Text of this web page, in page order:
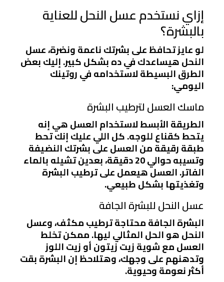
إزاي نستخدم عسل النحل للعناية
بالبشرة؟
لو عايز تحافظ على بشرتك ناعمة ونضرة، عسل
النحل هيساعدك في ده بشكل كبير. إليك بعض
الطرق البسيطة لاستخدامه في روتينك
اليومي:
ماسك العسل لترطيب البشرة
الطريقة الأبسط لاستخدام العسل هي إنه
يتحط كقناع للوجه. كل اللي عليك إنك تحط
طبقة رقيقة من العسل على بشرتك النضيفة
وتسيبه حوالي 20 دقيقة، بعدين تشيله بالماء
الفاتر. العسل هيعمل على ترطيب البشرة
وتغذيتها بشكل طبيعي.
عسل النحل للبشرة الجافة
البشرة الجافة محتاجة ترطيب مكثف، وعسل
النحل هو الحل المثالي ليها. ممكن تخلط
العسل مع شوية زيت زيتون أو زيت اللوز
وتدهنهم على وجهك، وهتلاحظ إن البشرة بقت
أكثر نعومة وحيوية.